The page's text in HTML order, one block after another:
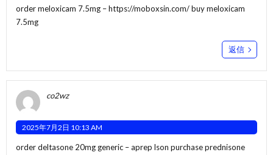
order meloxicam 7.5mg –https://moboxsin.com/buy meloxicam
7.5mg
返信
co2wz
2025年7月2日 10:13 AM
order deltasone 20mg generic –aprep lson purchase prednisone